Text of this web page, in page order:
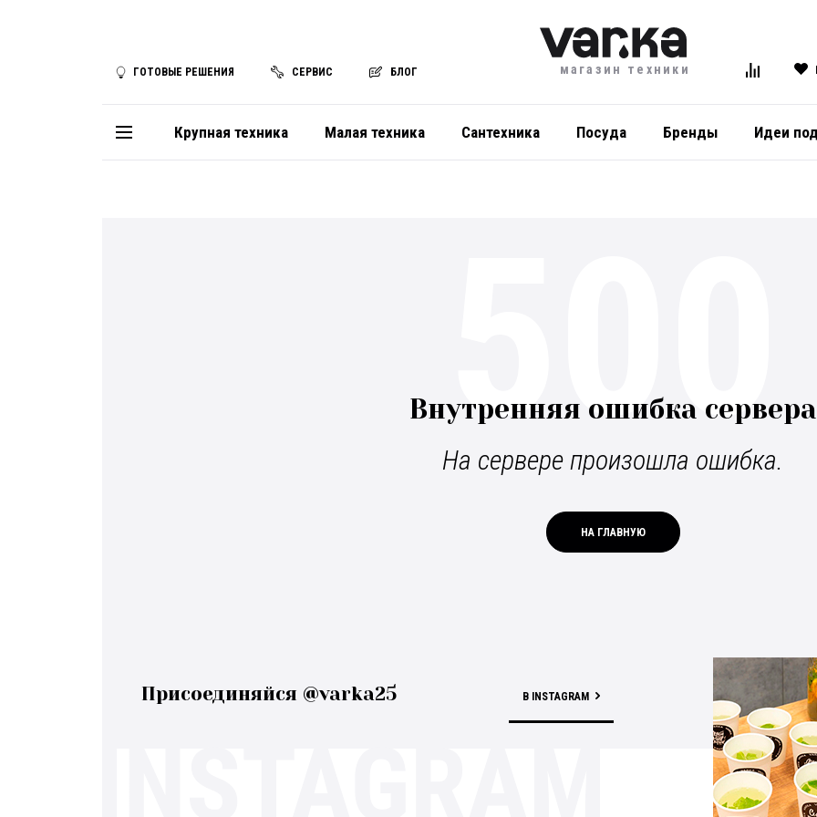
ГОТОВЫЕ РЕШЕНИЯ СЕРВИС БЛОГ магазин техники
Крупная техника Малая техника Сантехника Посуда Бренды Идеи
Внутренняя ошибка сервера
На сервере произошла ошибка.
НА ГЛАВНУЮ
500
Присоединяйся @varka25 В INSTAGRAM